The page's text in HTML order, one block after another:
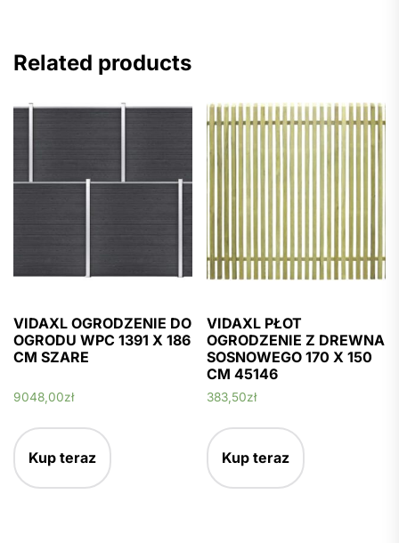
Related products
VIDAXL OGRODZENIE DO
OGRODU WPC 1391 X 186
CM SZARE
9048,00zł
Kup teraz
VIDAXL PŁOT
OGRODZENIE Z DREWNA
SOSNOWEGO 170 X 150
CM 45146
383,50zł
Kup teraz